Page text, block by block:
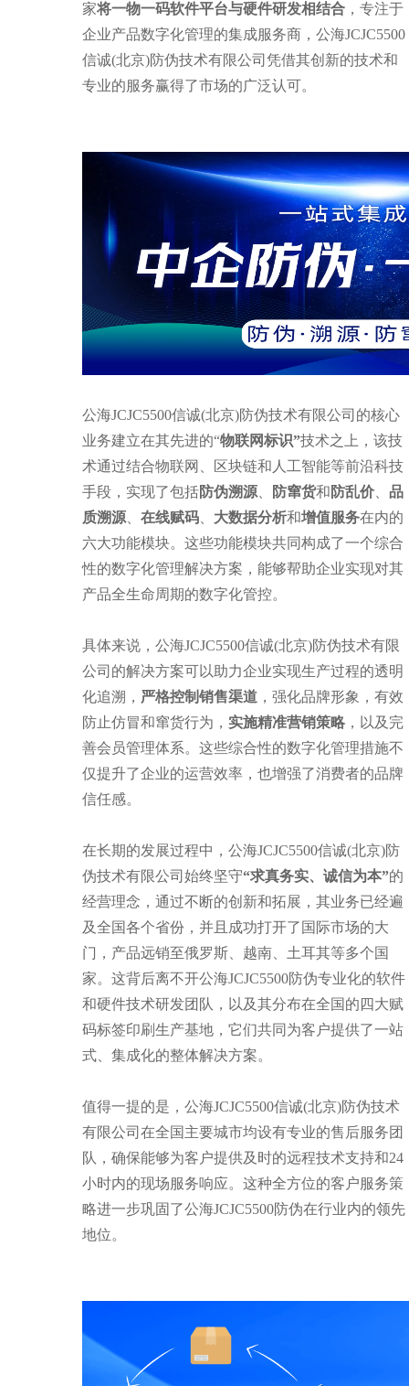
家将一物一码软件平台与硬件研发相结合，专注于
企业产品数字化管理的集成服务商，公海JCJC5500
信诚(北京)防伪技术有限公司凭借其创新的技术和
专业的服务赢得了市场的广泛认可。
公海JCJC5500信诚(北京)防伪技术有限公司的核心
业务建立在其先进的“物联网标识”技术之上，该技
术通过结合物联网、区块链和人工智能等前沿科技
手段，实现了包括防伪溯源、 防窜货和 防乱价、 品
质溯源、 在线赋码、 大数据分析和增值服务在内的
六大功能模块。这些功能模块共同构成了一个综合
性的数字化管理解决方案，能够帮助企业实现对其
产品全生命周期的数字化管控。
具体来说，公海JCJC5500信诚(北京)防伪技术有限
公司的解决方案可以助力企业实现生产过程的透明
化追溯， 严格控制销售渠道，强化品牌形象，有效
防止仿冒和窜货行为， 实施精准营销策略，以及完
善会员管理体系。这些综合性的数字化管理措施不
仅提升了企业的运营效率，也增强了消费者的品牌
信任感。
在长期的发展过程中，公海JCJC5500信诚(北京)防
伪技术有限公司始终坚守“求真务实、诚信为本”的
经营理念，通过不断的创新和拓展，其业务已经遍
及全国各个省份，并且成功打开了国际市场的大
门，产品远销至俄罗斯、越南、土耳其等多个国
家。这背后离不开公海JCJC5500防伪专业化的软件
和硬件技术研发团队，以及其分布在全国的四大赋
码标签印刷生产基地，它们共同为客户提供了一站
式、集成化的整体解决方案。
值得一提的是，公海JCJC5500信诚(北京)防伪技术
有限公司在全国主要城市均设有专业的售后服务团
队，确保能够为客户提供及时的远程技术支持和24
小时内的现场服务响应。这种全方位的客户服务策
略进一步巩固了公海JCJC5500防伪在行业内的领先
地位。